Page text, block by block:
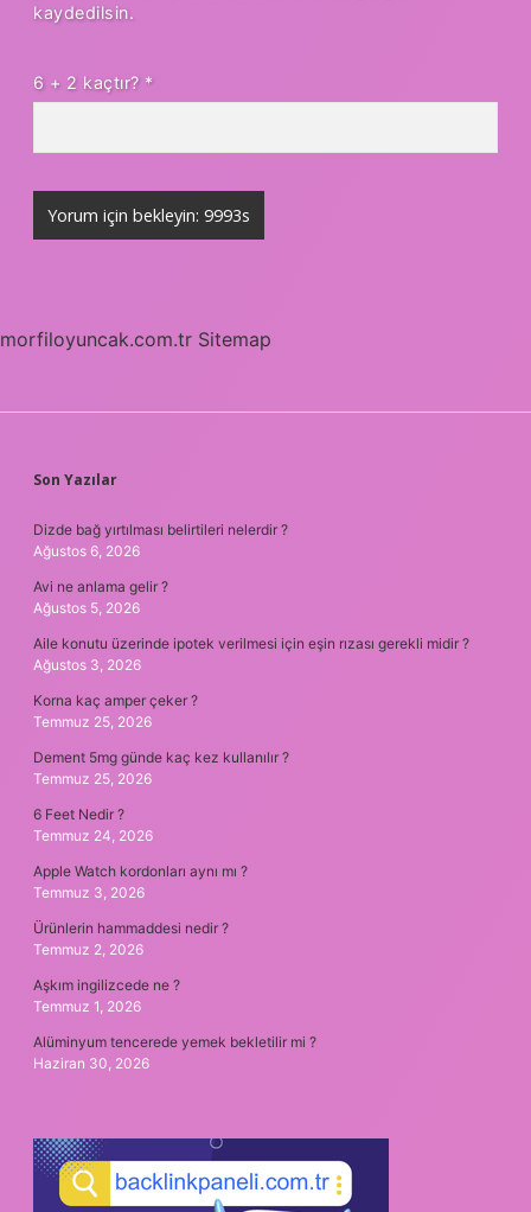
kaydedilsin.
6 + 2 kaçtır? *
morfiloyuncak.com.tr Sitemap
SIDEBAR
Son Yazılar
Dizde bağ yırtılması belirtileri nelerdir ?
Ağustos 6, 2026
Avi ne anlama gelir ?
Ağustos 5, 2026
Aile konutu üzerinde ipotek verilmesi için eşin rızası gerekli midir ?
Ağustos 3, 2026
Korna kaç amper çeker ?
Temmuz 25, 2026
Dement 5mg günde kaç kez kullanılır ?
Temmuz 25, 2026
6 Feet Nedir ?
Temmuz 24, 2026
Apple Watch kordonları aynı mı ?
Temmuz 3, 2026
Ürünlerin hammaddesi nedir ?
Temmuz 2, 2026
Aşkım ingilizcede ne ?
Temmuz 1, 2026
Alüminyum tencerede yemek bekletilir mi ?
Haziran 30, 2026